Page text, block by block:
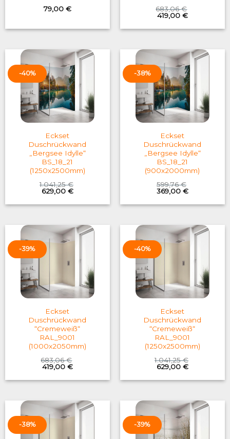
79,00 €
683,06€
Original
price
was:
419,00 €Current
is:
-40%
Eckset
Duschrückwand
„Bergsee Idylle“
BS_18_21
(1250x2500mm)
1.041,25€
Original
price
was:
629,00 €Current
is:
-38%
Eckset
Duschrückwand
„Bergsee Idylle“
BS_18_21
(900x2000mm)
599,76€
Original
price
was:
369,00 €Current
is:
-39%
Eckset
Duschrückwand
“Cremeweiß“
RAL_9001
(1000x2050mm)
683,06€
Original
price
was:
419,00 €Current
is:
-40%
Eckset
Duschrückwand
“Cremeweiß“
RAL_9001
(1250x2500mm)
1.041,25€
Original
price
was:
629,00 €Current
is:
-38% -39%